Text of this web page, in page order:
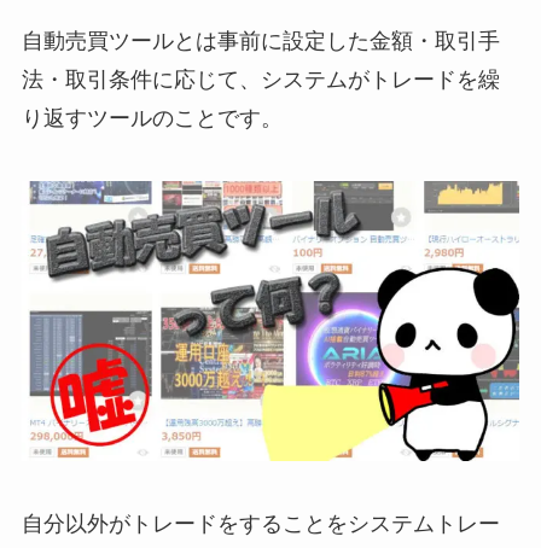
自動売買ツールとは事前に設定した金額・取引手
法・取引条件に応じて、システムがトレードを繰
り返すツールのことです。
自分以外がトレードをすることをシステムトレー